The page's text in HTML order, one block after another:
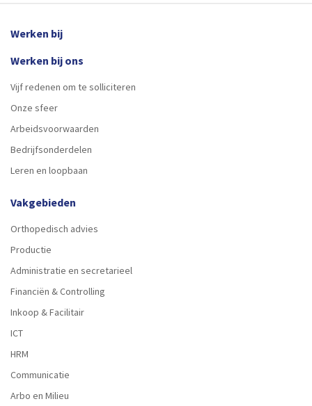
Werken bij
Werken bij ons
Vijf redenen om te solliciteren
Onze sfeer
Arbeidsvoorwaarden
Bedrijfsonderdelen
Leren en loopbaan
Vakgebieden
Orthopedisch advies
Productie
Administratie en secretarieel
Financiën & Controlling
Inkoop & Facilitair
ICT
HRM
Communicatie
Arbo en Milieu